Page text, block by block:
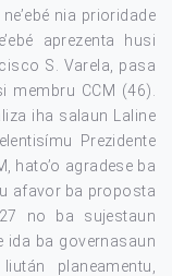
nia prioridade
aprezenta husi
S. Varela, pasa
membru CCM (46).
iha salaun Laline
Prezidente
hato’o agradese ba
afavor ba proposta
no ba sujestaun
ida ba governasaun
planeamentu,